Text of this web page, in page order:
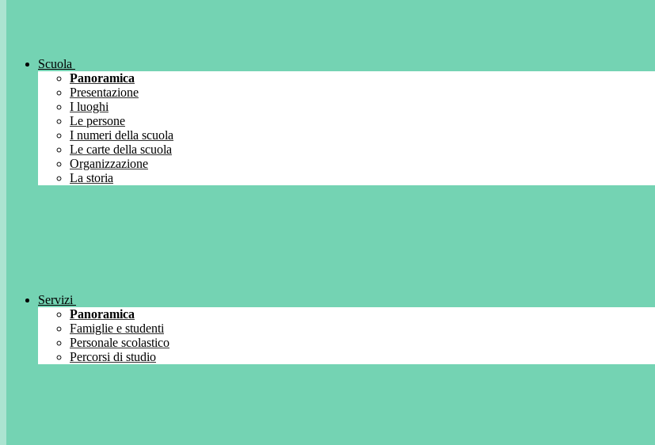
Scuola
Panoramica
Presentazione
I luoghi
Le persone
I numeri della scuola
Le carte della scuola
Organizzazione
La storia
Servizi
Panoramica
Famiglie e studenti
Personale scolastico
Percorsi di studio